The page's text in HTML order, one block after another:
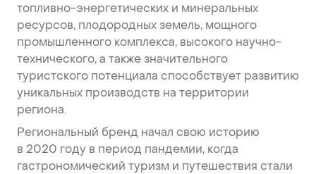
топливно-энергетических и минеральных
ресурсов, плодородных земель, мощного
промышленного комплекса, высокого научно-
технического, а также значительного
туристского потенциала способствует развитию
уникальных производств на территории
региона.
Региональный бренд начал свою историю
в 2020 году в период пандемии, когда
гастрономический туризм и путешествия стали